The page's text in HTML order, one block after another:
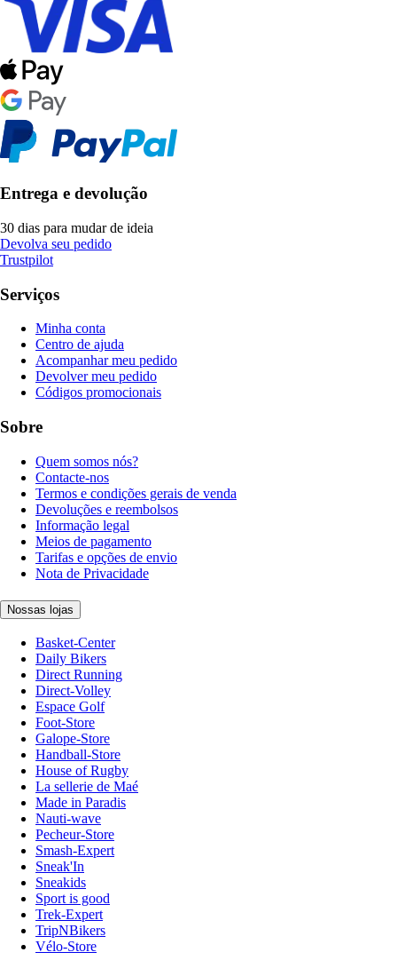
Entrega e devolução
30 dias para mudar de ideia
Devolva seu pedido
Trustpilot
Serviços
Minha conta
Centro de ajuda
Acompanhar meu pedido
Devolver meu pedido
Códigos promocionais
Sobre
Quem somos nós?
Contacte-nos
Termos e condições gerais de venda
Devoluções e reembolsos
Informação legal
Meios de pagamento
Tarifas e opções de envio
Nota de Privacidade
Nossas lojas
Basket-Center
Daily Bikers
Direct Running
Direct-Volley
Espace Golf
Foot-Store
Galope-Store
Handball-Store
House of Rugby
La sellerie de Maé
Made in Paradis
Nauti-wave
Pecheur-Store
Smash-Expert
Sneak'In
Sneakids
Sport is good
Trek-Expert
TripNBikers
Vélo-Store